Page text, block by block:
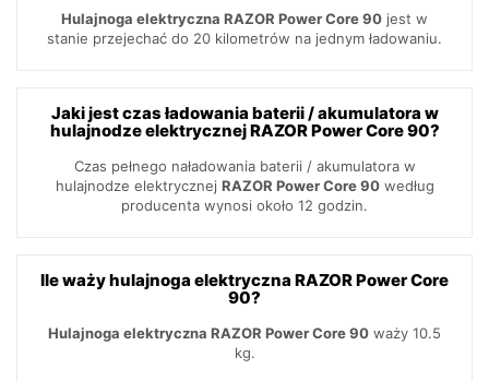
Hulajnoga elektryczna RAZOR Power Core 90 jest w
stanie przejechać do 20 kilometrów na jednym ładowaniu.
Jaki jest czas ładowania baterii / akumulatora w
hulajnodze elektrycznej RAZOR Power Core 90?
Czas pełnego naładowania baterii / akumulatora w
hulajnodze elektrycznej RAZOR Power Core 90według
producenta wynosi około 12 godzin.
Ile waży hulajnoga elektryczna RAZOR Power Core
90?
Hulajnoga elektryczna RAZOR Power Core 90 waży 10.5
kg.